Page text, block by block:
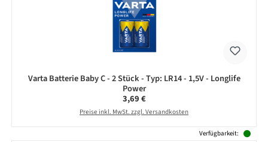
Varta Batterie Baby C - 2 Stück - Typ: LR14 - 1,5V - Longlife
Power
Regulärer Preis:
3,69 €
Preise inkl. MwSt. zzgl. Versandkosten
Verfügbarkeit: